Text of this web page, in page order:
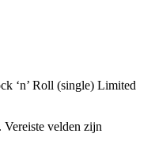
‘n’ Roll (single) Limited
Vereiste velden zijn